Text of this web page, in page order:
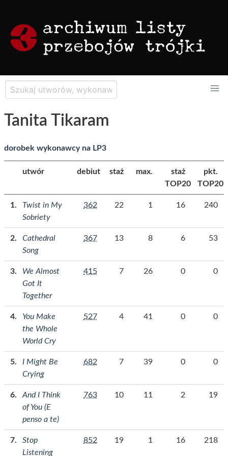
Tanita Tikaram
dorobek wykonawcy na LP3
utwór debiut staż max.
staż
TOP20
pkt.
TOP20
Twist in My
Sobriety
362 22 1 16 240
Cathedral
Song
367 13 8 6 53
We Almost
Got It
Together
415 7 26 0 0
You Make
the Whole
World Cry
527 4 41 0 0
I Might Be
Crying
682 7 39 0 0
And I Think
of You (E
penso a te)
763 10 11 2 19
Stop
Listening
852 19 1 16 218